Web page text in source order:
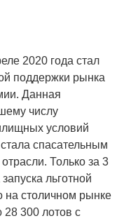
2020 года стал
поддержки рынка
Данная
числу
условий
спасательным
Только за 3
льготной
на столичном рынке
28 300 лотов с